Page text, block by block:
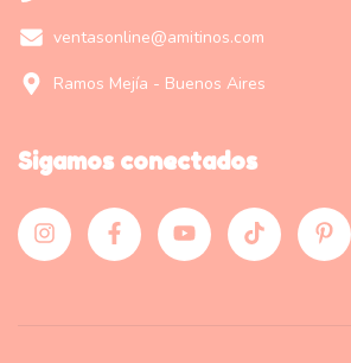
ventasonline@amitinos.com
Ramos Mejía - Buenos Aires
Sigamos conectados